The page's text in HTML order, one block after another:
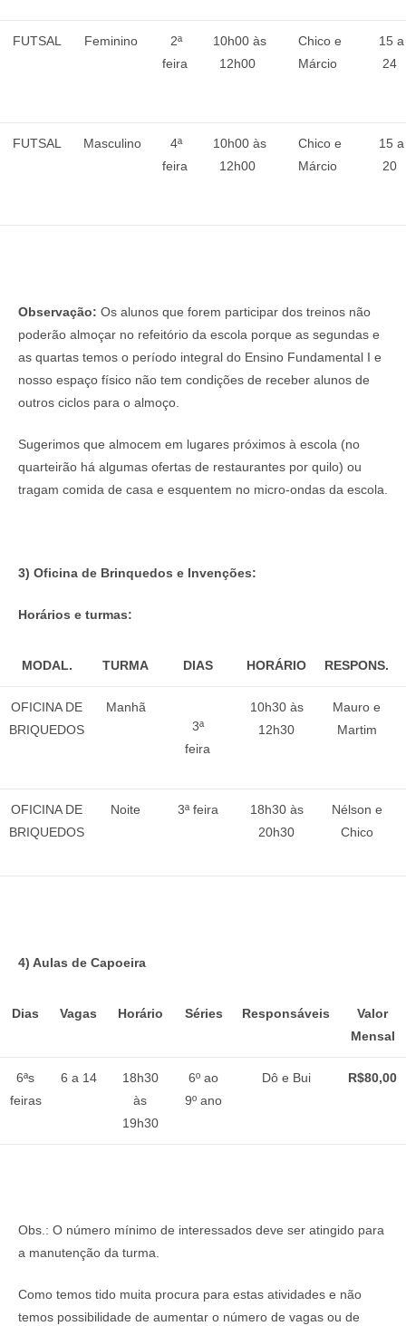
FUTSAL Feminino
2ª
feira
10h00 às
12h00
Chico e
Márcio
15 a
24
FUTSAL Masculino
4ª
feira
10h00 às
12h00
Chico e
Márcio
15 a
20
Observação: Os alunos que forem participar dos treinos não
poderão almoçar no refeitório da escola porque as segundas e
as quartas temos o período integral do Ensino Fundamental I e
nosso espaço físico não tem condições de receber alunos de
outros ciclos para o almoço.
Sugerimos que almocem em lugares próximos à escola (no
quarteirão há algumas ofertas de restaurantes por quilo) ou
tragam comida de casa e esquentem no micro-ondas da escola.
3) Oficina de Brinquedos e Invenções:
Horários e turmas:
MODAL. TURMA DIAS HORÁRIO RESPONS.
OFICINA DE
BRIQUEDOS
Manhã
3ª
feira
10h30 às
12h30
Mauro e
Martim
OFICINA DE
BRIQUEDOS
Noite 3ª feira
18h30 às
20h30
Nélson e
Chico
4) Aulas de Capoeira
Dias Vagas Horário Séries Responsáveis
Valor
Mensal
6ªs
feiras
6 a 14
18h30
às
19h30
6º ao
9º ano
Dô e Bui R$80,00
Obs.: O número mínimo de interessados deve ser atingido para
a manutenção da turma.
Como temos tido muita procura para estas atividades e não
temos possibilidade de aumentar o número de vagas ou de